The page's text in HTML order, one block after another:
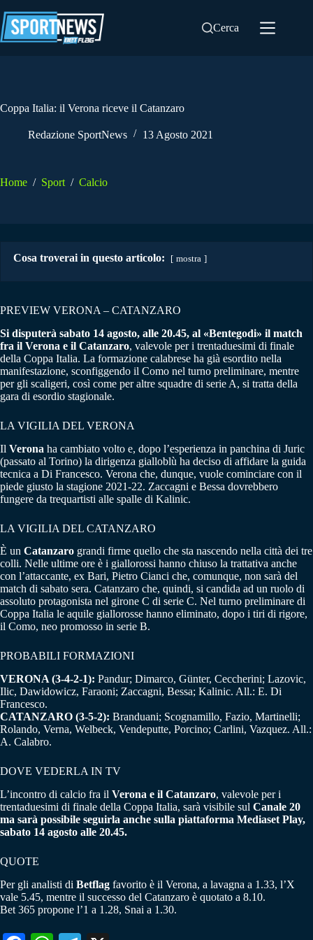
al
contenuto
Cerca
Coppa Italia: il Verona riceve il Catanzaro
Redazione SportNews 13 Agosto 2021
Home / Sport / Calcio
Cosa troverai in questo articolo: mostra
PREVIEW VERONA – CATANZARO
Si disputerà sabato 14 agosto, alle 20.45, al «Bentegodi» il match
fra il Verona e il Catanzaro, valevole per i trentaduesimi di finale
della Coppa Italia. La formazione calabrese ha già esordito nella
manifestazione, sconfiggendo il Como nel turno preliminare, mentre
per gli scaligeri, così come per altre squadre di serie A, si tratta della
gara di esordio stagionale.
LA VIGILIA DEL VERONA
Il Verona ha cambiato volto e, dopo l’esperienza in panchina di Juric
(passato al Torino) la dirigenza gialloblù ha deciso di affidare la guida
tecnica a Di Francesco. Verona che, dunque, vuole cominciare con il
piede giusto la stagione 2021-22. Zaccagni e Bessa dovrebbero
fungere da trequartisti alle spalle di Kalinic.
LA VIGILIA DEL CATANZARO
È un Catanzaro grandi firme quello che sta nascendo nella città dei tre
colli. Nelle ultime ore è i giallorossi hanno chiuso la trattativa anche
con l’attaccante, ex Bari, Pietro Cianci che, comunque, non sarà del
match di sabato sera. Catanzaro che, quindi, si candida ad un ruolo di
assoluto protagonista nel girone C di serie C. Nel turno preliminare di
Coppa Italia le aquile giallorosse hanno eliminato, dopo i tiri di rigore,
il Como, neo promosso in serie B.
PROBABILI FORMAZIONI
VERONA (3-4-2-1): Pandur; Dimarco, Günter, Ceccherini; Lazovic,
Ilic, Dawidowicz, Faraoni; Zaccagni, Bessa; Kalinic. All.: E. Di
Francesco.
CATANZARO (3-5-2): Branduani; Scognamillo, Fazio, Martinelli;
Rolando, Verna, Welbeck, Vendeputte, Porcino; Carlini, Vazquez. All.:
A. Calabro.
DOVE VEDERLA IN TV
L’incontro di calcio fra il Verona e il Catanzaro, valevole per i
trentaduesimi di finale della Coppa Italia, sarà visibile sul Canale 20
ma sarà possibile seguirla anche sulla piattaforma Mediaset Play,
sabato 14 agosto alle 20.45.
QUOTE
Per gli analisti di Betflag favorito è il Verona, a lavagna a 1.33, l’X
vale 5.45, mentre il successo del Catanzaro è quotato a 8.10.
Bet 365 propone l’1 a 1.28, Snai a 1.30.